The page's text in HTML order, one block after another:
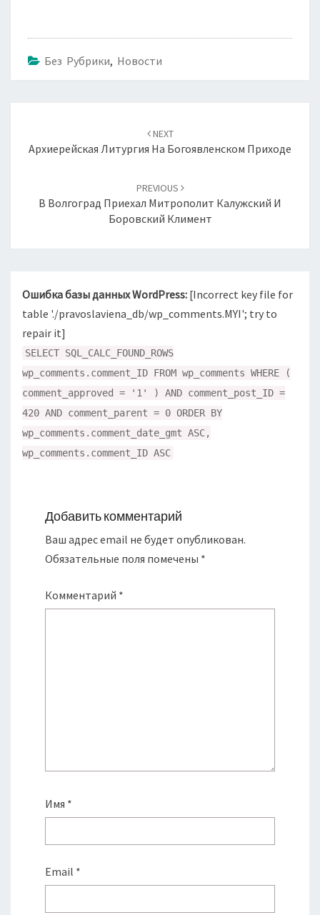
Без Рубрики, Новости
записям
NEXT
Архиерейская Литургия На Богоявленском Приходе
PREVIOUS
В Волгоград Приехал Митрополит Калужский И
Боровский Климент
Ошибка базы данных WordPress: [Incorrect key file for
table './pravoslaviena_db/wp_comments.MYI'; try to
repair it]
SELECT SQL_CALC_FOUND_ROWS
wp_comments.comment_ID FROM wp_comments WHERE (
comment_approved = '1' ) AND comment_post_ID =
420 AND comment_parent = 0 ORDER BY
wp_comments.comment_date_gmt ASC,
wp_comments.comment_ID ASC
Добавить комментарий
Ваш адрес email не будет опубликован.
Обязательные поля помечены *
Комментарий *
Имя *
Email *